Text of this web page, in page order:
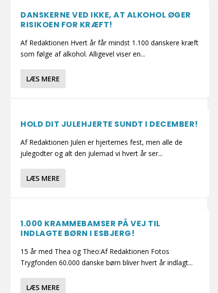
DANSKERNE VED IKKE, AT ALKOHOL ØGER
RISIKOEN FOR KRÆFT!
Af Redaktionen Hvert år får mindst 1.100 danskere kræft
som følge af alkohol. Alligevel viser en...
LÆS MERE
HOLD DIT JULEHJERTE SUNDT I DECEMBER!
Af Redaktionen Julen er hjerternes fest, men alle de
julegodter og alt den julemad vi hvert år ser...
LÆS MERE
1.000 KRAMMEBAMSER PÅ VEJ TIL
INDLAGTE BØRN I ESBJERG!
15 år med Thea og Theo:Af Redaktionen Fotos
Trygfonden 60.000 danske børn bliver hvert år indlagt...
LÆS MERE